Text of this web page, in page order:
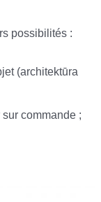
possibilités :
(architektūra
commande ;